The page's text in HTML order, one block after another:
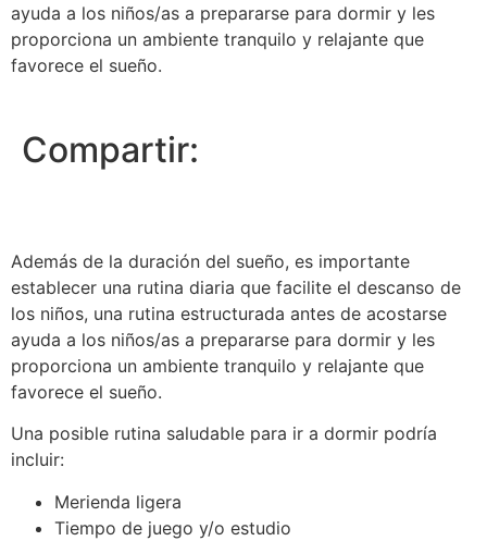
ayuda a los niños/as a prepararse para dormir y les
proporciona un ambiente tranquilo y relajante que
favorece el sueño.
Compartir:
Además de la duración del sueño, es importante
establecer una rutina diaria que facilite el descanso de
los niños, una rutina estructurada antes de acostarse
ayuda a los niños/as a prepararse para dormir y les
proporciona un ambiente tranquilo y relajante que
favorece el sueño.
Una posible rutina saludable para ir a dormir podría
incluir:
Merienda ligera
Tiempo de juego y/o estudio